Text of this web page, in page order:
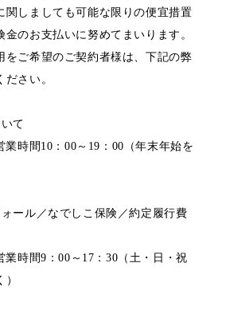
関しましても可能な限りの便宜措置
金のお支払いに努めてまいります。
をご希望のご契約者様は、下記の弊
さい。
て
時間10：00～19：00（年末年始を
ール／なでしこ保険／約定履行費
時間9：00～17：30（土・日・祝